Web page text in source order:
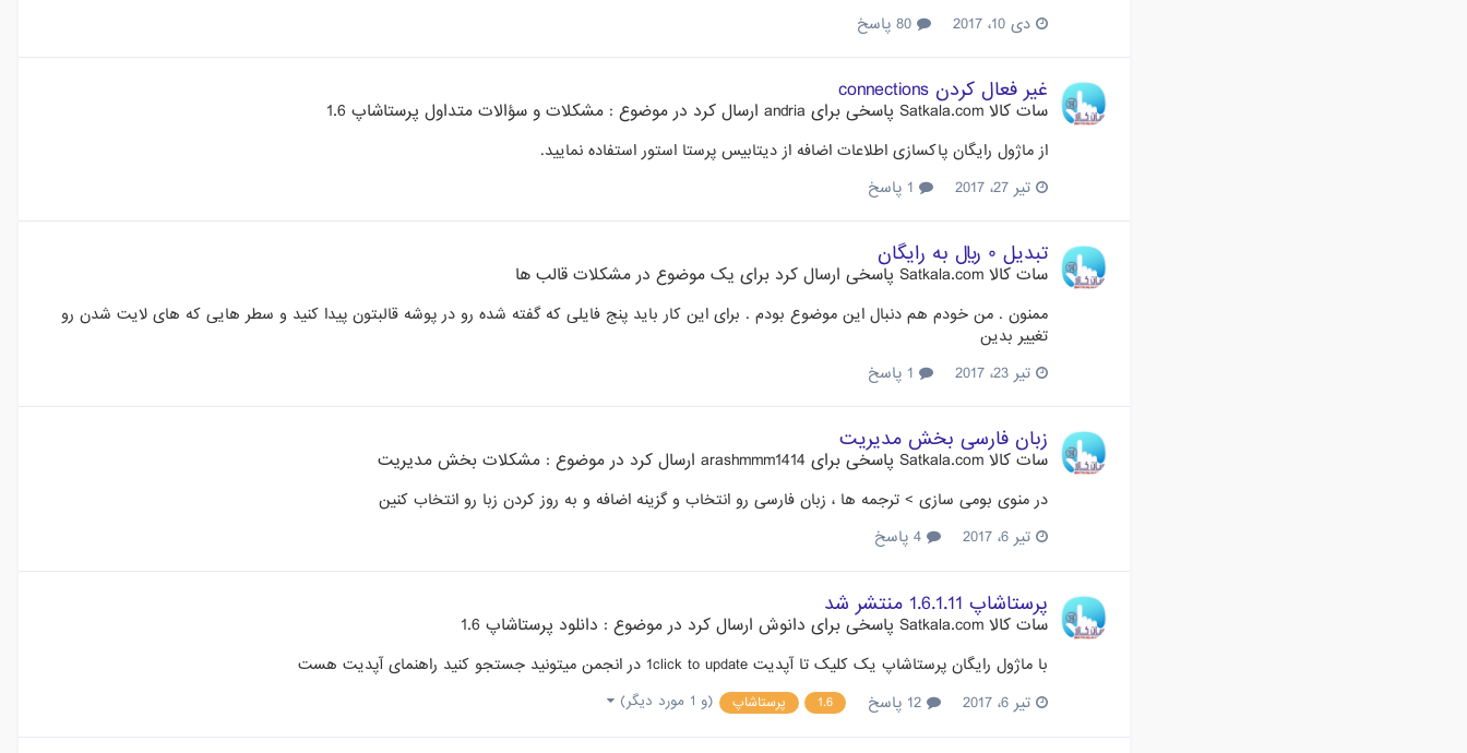
دی 10، 2017
غیر فعال کردن connections
سات کالا Satkala.com پاسخی برای andria ارسال کرد در موضوع : مشکلات و سؤالات متداول پرستاشاپ 1.6
از ماژول رایگان پاکسازی اطلاعات اضافه از دیتابیس پرستا استور استفاده نمایید.
تیر 27، 2017
تبدیل ۰ ریال به رایگان
سات کالا Satkala.com پاسخی ارسال کرد برای یک موضوع در مشکلات قالب ها
ممنون . من خودم هم دنبال این موضوع بودم . برای این کار باید پنج فایلی که گفته شده رو در پوشه قالبتون پیدا کنید و سطر هایی که های لایت شدن رو
تغییر بدین
تیر 23، 2017
زبان فارسی بخش مدیریت
سات کالا Satkala.com پاسخی برای arashmmm1414 ارسال کرد در موضوع : مشکلات بخش مدیریت
در منوی بومی سازی > ترجمه ها ، زبان فارسی رو انتخاب و گزینه اضافه و به روز کردن زبا رو انتخاب کنین
تیر 6، 2017
پرستاشاپ 1.6.1.11 منتشر شد
سات کالا Satkala.com پاسخی برای دانوش ارسال کرد در موضوع : دانلود پرستاشاپ 1.6
با ماژول رایگان پرستاشاپ یک کلیک تا آپدیت 1click to update در انجمن میتونید جستجو کنید راهنمای آپدیت هست
تیر 6، 2017
1.6 پرستاشاپ (و 1 مورد دیگر)